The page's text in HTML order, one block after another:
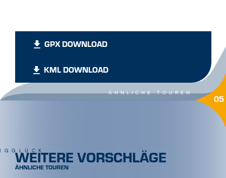
GPX DOWNLOAD
KML DOWNLOAD
ÄHNLICHE TOUREN 05
WEITERE VORSCHLÄGE
ÄHNLICHE TOUREN